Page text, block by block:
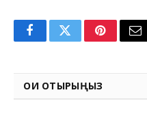
FacebookTwitterPinterest
ОҚИ ОТЫРЫҢЫЗ